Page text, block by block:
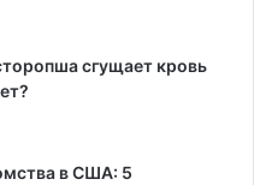
сгущает кровь
в США: 5